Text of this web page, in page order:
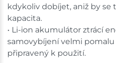
kdykoliv dobíjet, aniž by se
kapacita.
• Li-ion akumulátor ztrácí
samovybíjení velmi
připravený k použití.